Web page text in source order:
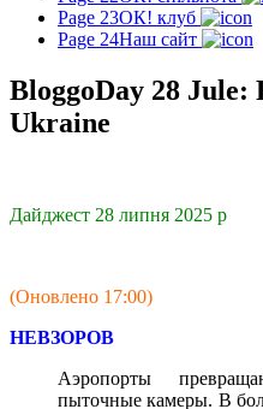
Page 23ОК! клуб
Page 24Наш сайт
BloggoDay 28 Jule:
Ukraine
Дайджест 28 липня 2025 р
(Оновлено 17:00)
НЕВЗОРОВ
Аэропорты
пыточные камеры. В